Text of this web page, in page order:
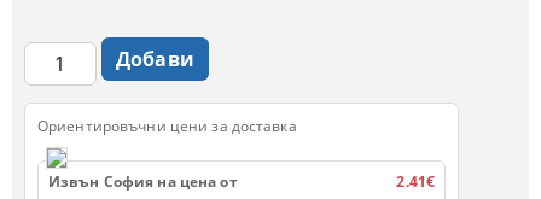
Ориентировъчни цени за доставка
Извън София на цена от
2.41€